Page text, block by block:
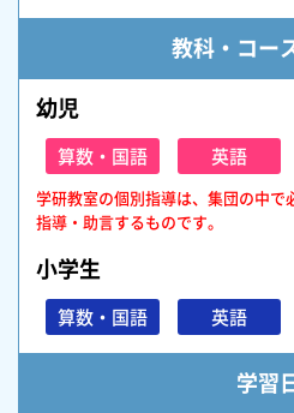
教科・コー
幼児
算数・国語 英語
学研教室の個別指導は、集団の中で
指導・助言するものです。
小学生
算数・国語 英語
学習